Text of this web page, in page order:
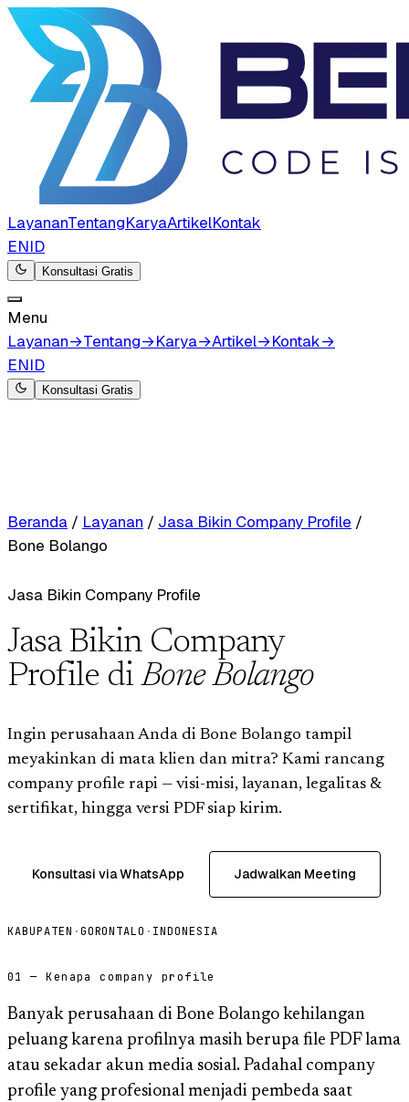
LayananTentangKaryaArtikelKontak
ENID
Konsultasi Gratis
Menu
Layanan→Tentang→Karya→Artikel→Kontak→
ENID
Konsultasi Gratis
Beranda / Layanan / Jasa Bikin Company Profile /
Bone Bolango
Jasa Bikin Company Profile
Jasa Bikin Company
Profile diBone Bolango
Ingin perusahaan Anda di Bone Bolango tampil
meyakinkan di mata klien dan mitra? Kami rancang
company profile rapi — visi-misi, layanan, legalitas &
sertifikat, hingga versi PDF siap kirim.
Konsultasi via WhatsApp Jadwalkan Meeting
KABUPATEN ·GORONTALO · INDONESIA
01 — Kenapa company profile
Banyak perusahaan di Bone Bolango kehilangan
peluang karena profilnya masih berupa file PDF lama
atau sekadar akun media sosial. Padahal company
profile yang profesional menjadi pembeda saat